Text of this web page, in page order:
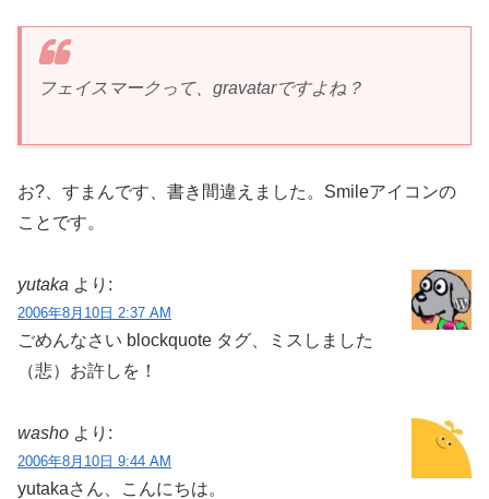
フェイスマークって、gravatarですよね？
お?、すまんです、書き間違えました。Smileアイコンの
ことです。
yutaka より:
2006年8月10日 2:37 AM
ごめんなさい blockquote タグ、ミスしました
（悲）お許しを！
washo より:
2006年8月10日 9:44 AM
yutakaさん、こんにちは。